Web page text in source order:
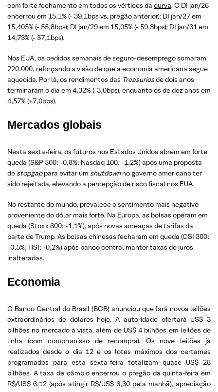
com forte fechamento em todos os vértices da curva. O DI jan/26
encerrou em 15,1% (- 39,1bps vs. pregão anterior); DI jan/27 em
15,405% (- 55,8bps); DI jan/29 em 15,05% (- 59,3bps); DI jan/31 em
14,73% (- 57,1bps).
Nos EUA, os pedidos semanais de seguro-desemprego somaram
220.000, reforçando a visão de que a economia americana segue
aquecida. Por lá, os rendimentos das Treasuriesde dois anos
terminaram o dia em 4,32% (-3,0bps), enquanto os de dez anos em
4,57% (+7,0bps).
Mercados globais
Nesta sexta-feira, os futuros nos Estados Unidos abrem em forte
queda (S&P 500: -0,8%; Nasdaq 100: -1,2%) após uma proposta
de stopgappara evitar um shutdownno governo americano ter
sido rejeitada, elevando a percepção de risco fiscal nos EUA.
No restante do mundo, prevalece o sentimento mais negativo
proveniente do dólar mais forte. Na Europa, as bolsas operam em
queda (Stoxx 600: -1,1%), após novas ameaças de tarifas da
parte de Trump. As bolsas chinesas fecharam em queda (CSI 300:
-0,5%; HSI: -0,2%) após banco central manter taxas de juros
inalteradas.
Economia
O Banco Central do Brasil (BCB) anunciou que fará novos leilões
extraordinários de dólares hoje. A autoridade ofertará US$ 3
bilhões no mercado à vista, além de US$ 4 bilhões em leilões de
linha (com compromisso de recompra). Os nove leilões já
realizados desde o dia 12 e os lotes máximos dos certames
programados para esta sexta-feira totalizam quase US$ 28
bilhões. A taxa de câmbio encerrou o pregão da quinta-feira em
R$/US$ 6,12 (após atingir R$/US$ 6,30 pela manhã), apreciação